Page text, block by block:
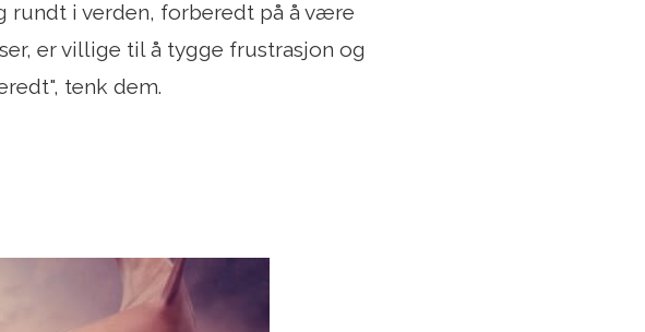
rundt i verden, forberedt på å være
er villige til å tygge frustrasjon og
tenk dem.